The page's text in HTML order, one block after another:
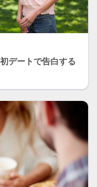
デートで告白する